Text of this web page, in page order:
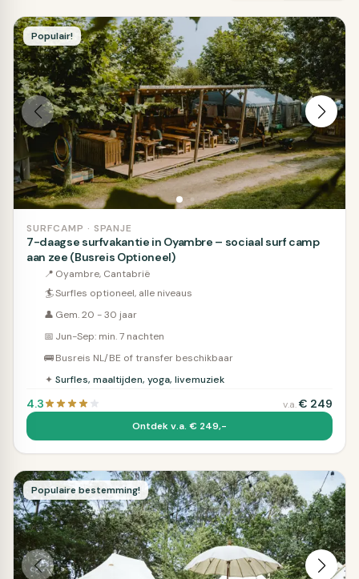
Populair!
SURFCAMP · SPANJE
7-daagse surfvakantie in Oyambre – sociaal surf camp
aan zee (Busreis Optioneel)
📍 Oyambre, Cantabrië
🏄Surfles optioneel, alle niveaus
👤 Gem. 20 - 30 jaar
📅 Jun-Sep: min. 7 nachten
🚌Busreis NL/BE of transfer beschikbaar
✦ Surfles, maaltijden, yoga, livemuziek
4.3 v.a.€ 249
Ontdek v.a. € 249,-
Populaire bestemming!